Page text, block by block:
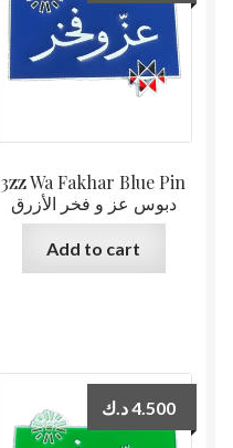
3zz Wa Fakhar Blue Pin
دبوس عز و فخر الأزرق
Add to cart
4.500د.ك